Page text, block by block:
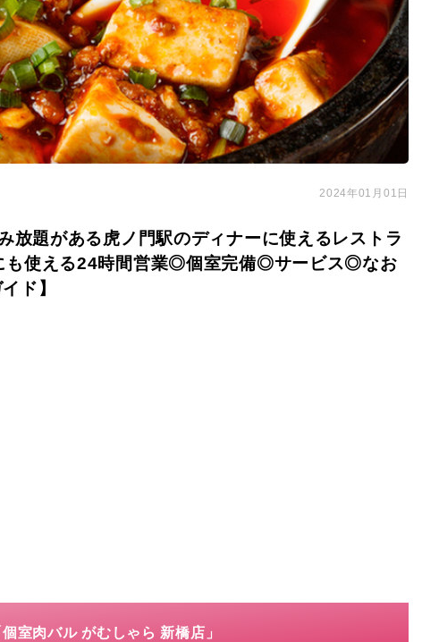
2024年01月01日
放題がある虎ノ門駅のディナーに使えるレストラ
も使える24時間営業◎個室完備◎サービス◎なお
ド】
室肉バル がむしゃら 新橋店」